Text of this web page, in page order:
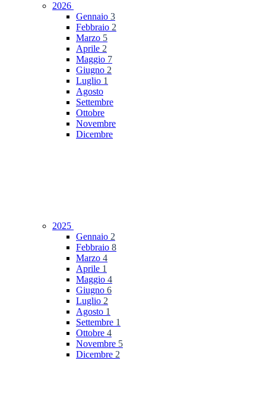
2026
Gennaio 3
Febbraio 2
Marzo 5
Aprile 2
Maggio 7
Giugno 2
Luglio 1
Agosto
Settembre
Ottobre
Novembre
Dicembre
2025
Gennaio 2
Febbraio 8
Marzo 4
Aprile 1
Maggio 4
Giugno 6
Luglio 2
Agosto 1
Settembre 1
Ottobre 4
Novembre 5
Dicembre 2